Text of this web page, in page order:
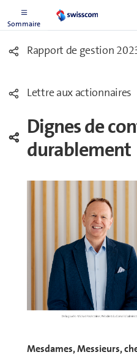
Sommaire
Rapport de gestion
Lettre aux ac­tion­naires
Dignes de
durablement
Mesdames, Messieurs,